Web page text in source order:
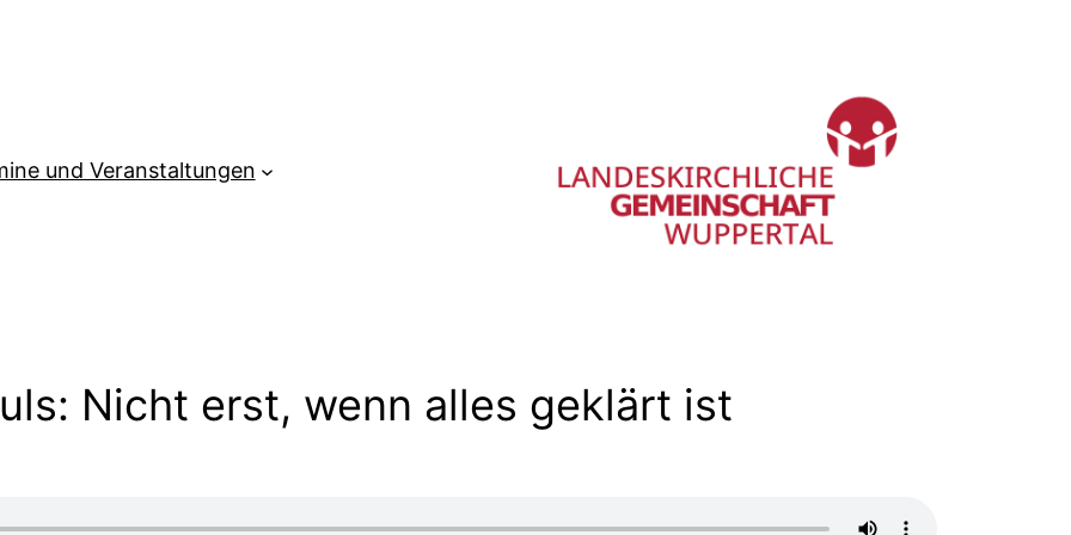
und Veranstaltungen
Nicht erst, wenn alles geklärt ist